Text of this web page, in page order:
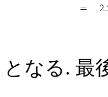
となる. 最